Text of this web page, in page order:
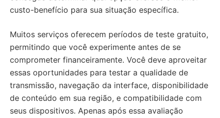
custo-benefício para sua situação específica.
Muitos serviços oferecem períodos de teste gratuito,
permitindo que você experimente antes de se
comprometer financeiramente. Você deve aproveitar
essas oportunidades para testar a qualidade de
transmissão, navegação da interface, disponibilidade
de conteúdo em sua região, e compatibilidade com
seus dispositivos. Apenas após essa avaliação